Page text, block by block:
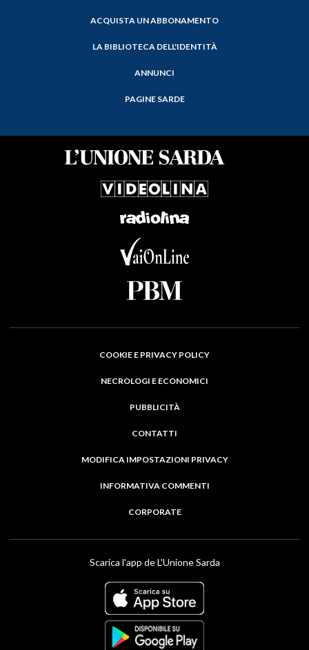
ACQUISTA UN ABBONAMENTO
LA BIBLIOTECA DELL'IDENTITÀ
ANNUNCI
PAGINE SARDE
COOKIE E PRIVACY POLICY
NECROLOGI E ECONOMICI
PUBBLICITÀ
CONTATTI
MODIFICA IMPOSTAZIONI PRIVACY
INFORMATIVA COMMENTI
CORPORATE
Scarica l'app de L'Unione Sarda